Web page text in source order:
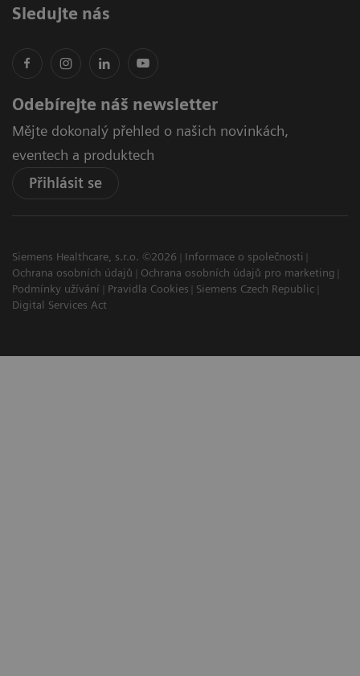
Sledujte nás
Odebírejte náš newsletter
Mějte dokonalý přehled o našich novinkách,
eventech a produktech
Přihlásit se
Siemens Healthcare, s.r.o. ©2026
Informace o společnosti
Ochrana osobních údajů
Ochrana osobních údajů pro marketing
Podmínky užívání
Pravidla Cookies
Siemens Czech Republic
Digital Services Act